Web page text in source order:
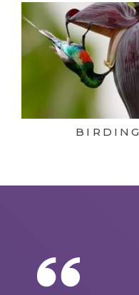
BIRDING